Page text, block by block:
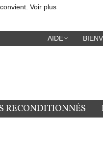
Voir plus
AIDE
RECONDITIONNÉS